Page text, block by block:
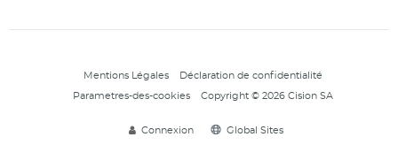
Mentions Légales Déclaration de confidentialité
Parametres-des-cookies Copyright © 2026 Cision SA
Connexion Global Sites